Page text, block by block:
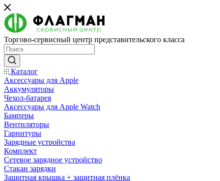
Торгово-сервисный центр представительского класса
Каталог
Аксессуары для Apple
Аккумуляторы
Чехол-батарея
Аксессуары для Apple Watch
Бамперы
Вентиляторы
Гарнитуры
Зарядные устройства
Комплект
Сетевое зарядное устройство
Стакан зарядки
Защитная крышка + защитная плёнка